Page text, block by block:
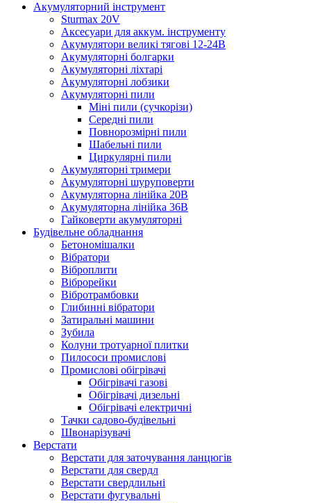
Акумуляторний інструмент
Sturmax 20V
Аксесуари для аккум. інструменту
Акумулятори великі тягові 12-24В
Акумуляторні болгарки
Акумуляторні ліхтарі
Акумуляторні лобзики
Акумуляторні пили
Міні пили (сучкорізи)
Середні пили
Повнорозмірні пили
Шабельні пили
Циркулярні пили
Акумуляторні тримери
Акумуляторні шуруповерти
Акумуляторна лінійка 20В
Акумуляторна лінійка 36В
Гайковерти акумуляторні
Будівельне обладнання
Бетономішалки
Вібратори
Віброплити
Віброрейки
Вібротрамбовки
Глибинні вібратори
Затиральні машини
Зубила
Колуни тротуарної плитки
Пилососи промислові
Промислові обігрівачі
Обігрівачі газові
Обігрівачі дизельні
Обігрівачі електричні
Тачки садово-будівельні
Швонарізувачі
Верстати
Верстати для заточування ланцюгів
Верстати для свердл
Верстати свердлильні
Верстати фугувальні